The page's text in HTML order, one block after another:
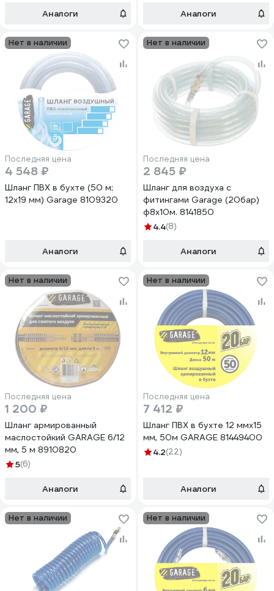
Аналоги Аналоги
Нет в наличии
Последняя цена
4 548 ₽
Шланг ПВХ в бухте (50 м;
12х19 мм) Garage 8109320
Аналоги
Нет в наличии
Последняя цена
2 845 ₽
Шланг для воздуха с
фитингами Garage (20бар)
ф8х10м. 8141850
4.4(8)
Аналоги
Нет в наличии
Последняя цена
1 200 ₽
Шланг армированный
маслостойкий GARAGE 6/12
мм, 5 м 8910820
5(6)
Аналоги
Нет в наличии
Последняя цена
7 412 ₽
Шланг ПВХ в бухте 12 ммх15
мм, 50м GARAGE 81449400
4.2(22)
Аналоги
Нет в наличии Нет в наличии